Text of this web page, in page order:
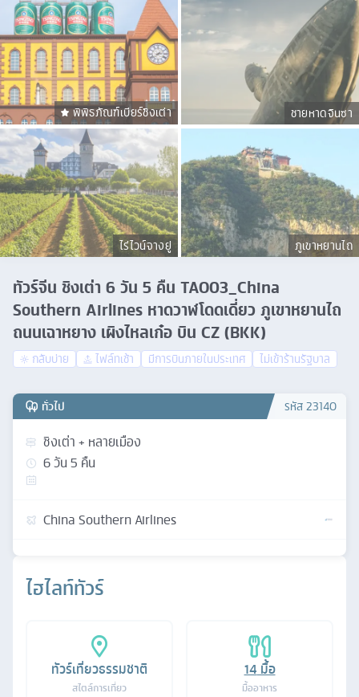
พิพิธภัณฑ์เบียร์ชิงเต่า ชายหาดจินซา
ไร่ไวน์จางยู่ ภูเขาหยานไถ
ทัวร์จีน ชิงเต่า 6 วัน 5 คืน TAO03_China
Southern Airlines หาดวาฬโดดเดี่ยว ภูเขาหยานไถ
ถนนเฉาหยาง เผิงไหลเก๋อ บิน CZ (BKK)
กลับบ่าย ไฟล์ทเช้า มีการบินภายในประเทศ ไม่เข้าร้านรัฐบาล
ไฮไลท์ทัวร์
ทัวร์เที่ยวธรรมชาติ
สไตล์การเที่ยว
14 มื้อ
มื้ออาหาร
ทั่วไป รหัส23140
ชิงเต่า + หลายเมือง
6วัน5 คืน
China Southern Airlines